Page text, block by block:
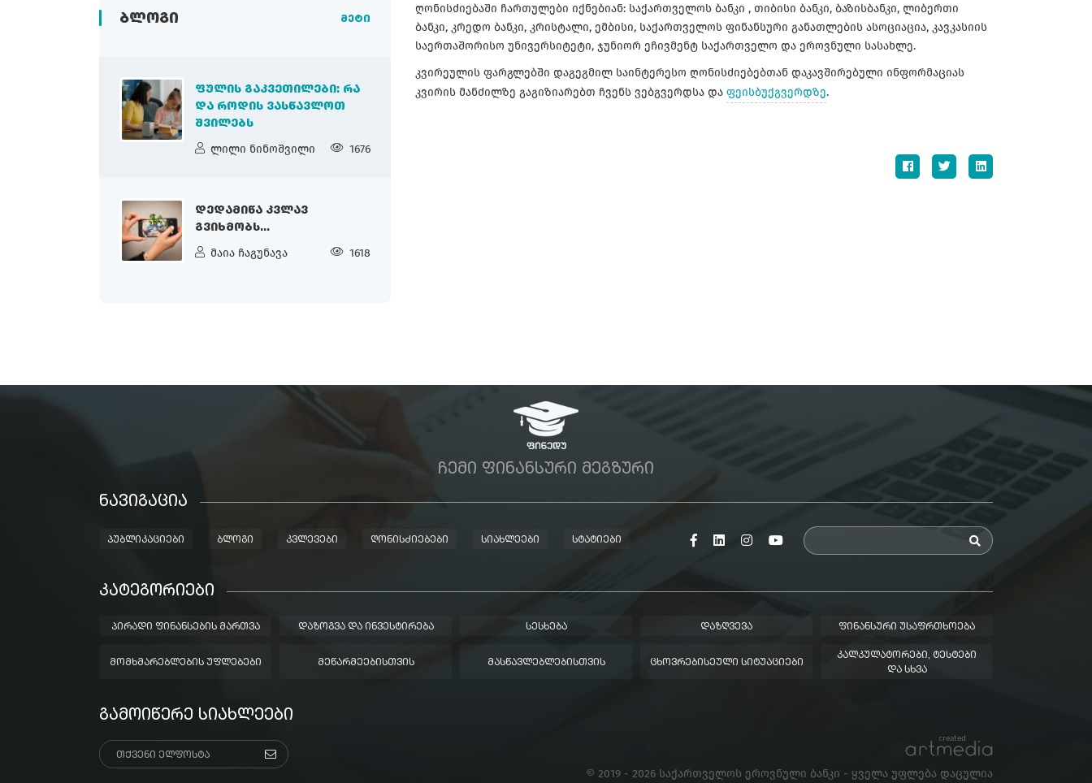
ᲑᲚᲝᲒᲘ მეტი
ᲤᲣᲚᲘᲡ ᲒᲐᲙᲕᲔᲗᲘᲚᲔᲑᲘ: ᲠᲐ
ᲓᲐ ᲠᲝᲓᲘᲡ ᲕᲐᲡᲬᲐᲕᲚᲝᲗ
ᲨᲕᲘᲚᲔᲑᲡ
ლილი ნინოშვილი 1676
ᲓᲔᲓᲐᲛᲘᲬᲐ ᲙᲕᲚᲐᲕ
ᲒᲕᲘᲮᲛᲝᲑᲡ...
მაია ჩაგუნავა 1618
ღონისძიებაში ჩართულები იქნებიან: საქართველოს ბანკი , თიბისი ბანკი, ბაზისბანკი, ლიბერთი
ბანკი, კრედო ბანკი, კრისტალი, ემბისი, საქართველოს ფინანსური განათლების ასოციაცია, კავკასიის
საერთაშორისო უნივერსიტეტი, ჯუნიორ ეჩივმენტ საქართველო და ეროვნული სასახლე.
კვირეულის ფარგლებში დაგეგმილ საინტერესო ღონისძიებებთან დაკავშირებული ინფორმაციას
კვირის მანძილზე გაგიზიარებთ ჩვენს ვებგვერდსა და ფეისბუქგვერდზე.
ᲩᲔᲛᲘ ᲤᲘᲜᲐᲜᲡᲣᲠᲘ ᲛᲔᲒᲖᲣᲠᲘ
ᲜᲐᲕᲘᲒᲐᲪᲘᲐ
ᲞᲣᲑᲚᲘᲙᲐᲪᲘᲔᲑᲘ ᲑᲚᲝᲒᲘ ᲙᲕᲚᲔᲕᲔᲑᲘ ᲦᲝᲜᲘᲡᲫᲘᲔᲑᲔᲑᲘ ᲡᲘᲐᲮᲚᲔᲔᲑᲘ ᲡᲢᲐᲢᲘᲔᲑᲘ
ᲙᲐᲢᲔᲒᲝᲠᲘᲔᲑᲘ
ᲞᲘᲠᲐᲓᲘ ᲤᲘᲜᲐᲜᲡᲔᲑᲘᲡ ᲛᲐᲠᲗᲕᲐ ᲓᲐᲖᲝᲒᲕᲐ ᲓᲐ ᲘᲜᲕᲔᲡᲢᲘᲠᲔᲑᲐ ᲡᲔᲡᲮᲔᲑᲐ ᲓᲐᲖᲦᲕᲔᲕᲐ ᲤᲘᲜᲐᲜᲡᲣᲠᲘ ᲣᲡᲐᲤᲠᲗᲮᲝᲔᲑᲐ
ᲛᲝᲛᲮᲛᲐᲠᲔᲑᲚᲔᲑᲘᲡ ᲣᲤᲚᲔᲑᲔᲑᲘ ᲛᲔᲬᲐᲠᲛᲔᲔᲑᲘᲡᲗᲕᲘᲡ ᲛᲐᲡᲬᲐᲕᲚᲔᲑᲚᲔᲑᲘᲡᲗᲕᲘᲡ ᲪᲮᲝᲕᲠᲔᲑᲘᲡᲔᲣᲚᲘ ᲡᲘᲢᲣᲐᲪᲘᲔᲑᲘ
ᲙᲐᲚᲙᲣᲚᲐᲢᲝᲠᲔᲑᲘ, ᲢᲔᲡᲢᲔᲑᲘ
ᲓᲐ ᲡᲮᲕᲐ
ᲒᲐᲛᲝᲘᲬᲔᲠᲔ ᲡᲘᲐᲮᲚᲔᲔᲑᲘ
created
© 2019 - 2026 საქართველოს ეროვნული ბანკი - ყველა უფლება დაცულია